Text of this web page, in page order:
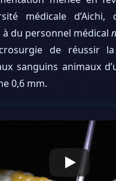
médicale
à du personnel médical
de réussir
sanguins animaux
0,6 mm.